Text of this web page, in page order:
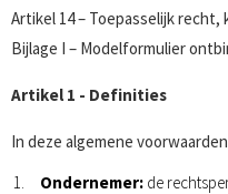
Artikel 14 – Toepasselijk
Bijlage I – Modelformulier
Artikel 1 - Definities
In deze algemene
Ondernemer: de